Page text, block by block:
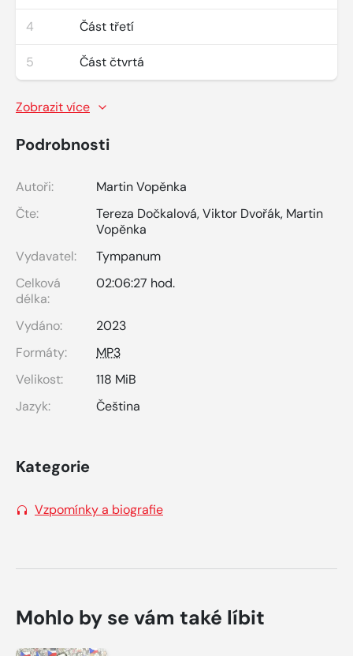
4 Část třetí
5 Část čtvrtá
Zobrazit více
Podrobnosti
Autoři:
Martin Vopěnka
Čte:
Tereza Dočkalová,Viktor Dvořák, Martin
Vopěnka
Vydavatel:
Tympanum
Celková
délka:
02:06:27 hod.
Vydáno:
2023
Formáty:
MP3
Velikost:
118 MiB
Jazyk:
Čeština
Kategorie
Vzpomínky a biografie
Mohlo by se vám také líbit